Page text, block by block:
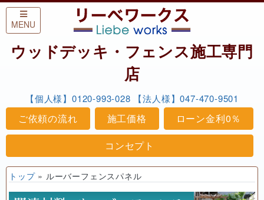
Skip to content
MENU
ウッドデッキ・フェンス施工専門
店
【個人様】0120-993-028 【法人様】047-470-9501
ご依頼の流れ 施工価格
ローン金利0％
コンセプト
トップ» ルーバーフェンスパネル